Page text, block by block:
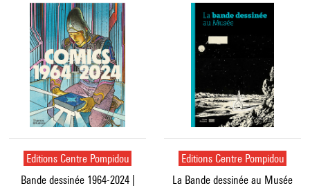
Editions Centre Pompidou
Bande dessinée 1964-2024 |
Editions Centre Pompidou
La Bande dessinée au Musée